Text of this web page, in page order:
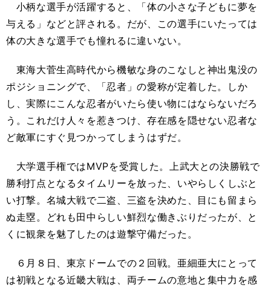
小柄な選手が活躍すると、「体の小さな子どもに夢を
与える」などと評される。だが、この選手にいたっては
体の大きな選手でも憧れるに違いない。
東海大菅生高時代から機敏な身のこなしと神出鬼没の
ポジショニングで、「忍者」の愛称が定着した。しか
し、実際にこんな忍者がいたら使い物にはならないだろ
う。これだけ人々を惹きつけ、存在感を隠せない忍者な
ど敵軍にすぐ見つかってしまうはずだ。
大学選手権ではMVPを受賞した。上武大との決勝戦で
勝利打点となるタイムリーを放った、いやらしくしぶと
い打撃。名城大戦で二盗、三盗を決めた、目にも留まら
ぬ走塁。どれも田中らしい鮮烈な働きぶりだったが、と
くに観衆を魅了したのは遊撃守備だった。
６月８日、東京ドームでの２回戦。亜細亜大にとって
は初戦となる近畿大戦は、両チームの意地と集中力を感